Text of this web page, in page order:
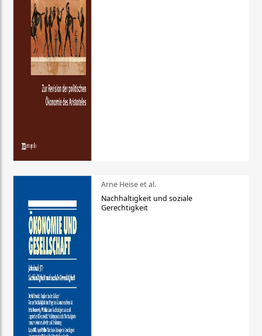
Arne Heise et al.
Nachhaltigkeit und soziale
Gerechtigkeit